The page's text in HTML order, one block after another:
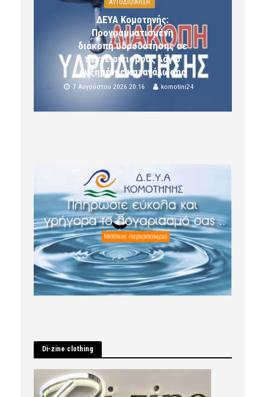
ΑΥΤΟΔΙΟΙΚΗΣΗ
ΔΕΥΑ Κομοτηνής:
Προγραμματισμένη
διακοπή υδροδότησης σε
πέντε οικισμούς λόγω
αυξημένης κατανάλωσης
7 Αυγούστου 2026 20:16 komotini24
Di-zine clothing